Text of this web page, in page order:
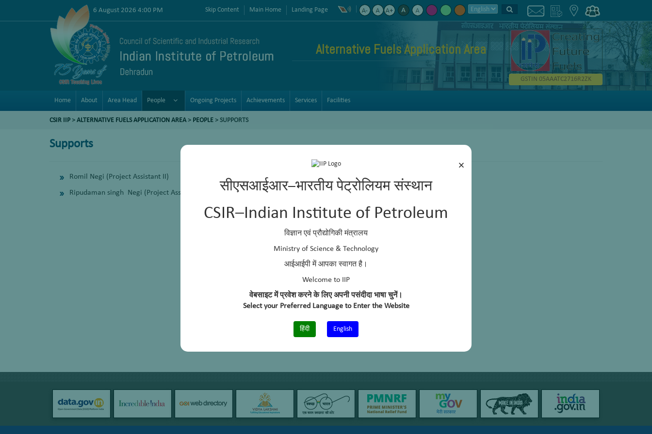
×
सीएसआईआर–भारतीय पेट्रोलियम संस्थान
CSIR–Indian Institute of Petroleum
विज्ञान एवं प्रौद्योगिकी मंत्रालय
Ministry of Science & Technology
आईआईपी में आपका स्वागत है।
Welcome to IIP
वेबसाइट में प्रवेश करने के लिए अपनी पसंदीदा भाषा चुनें।
Select your Preferred Language to Enter the Website
हिंदी English
6 August 2026 4:00 PM Skip Content Main Home Landing Page
Alternative Fuels Application Area
GSTIN 05AAATC2716R2ZK
Home About Area Head People Ongoing Projects Achievements Services Facilities
CSIR IIP > ALTERNATIVE FUELS APPLICATION AREA> PEOPLE > SUPPORTS
Supports
Romil Negi (Project Assistant II)
Ripudaman singh Negi (Project Assistant II)